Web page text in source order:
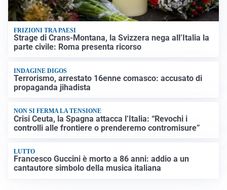
FRIZIONI TRA PAESI
Strage di Crans-Montana, la Svizzera nega all’Italia la
parte civile: Roma presenta ricorso
INDAGINE DIGOS
Terrorismo, arrestato 16enne comasco: accusato di
propaganda jihadista
NON SI FERMA LA TENSIONE
Crisi Ceuta, la Spagna attacca l’Italia: “Revochi i
controlli alle frontiere o prenderemo contromisure”
LUTTO
Francesco Guccini è morto a 86 anni: addio a un
cantautore simbolo della musica italiana